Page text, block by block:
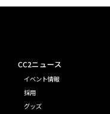
CC2ニュース
イベント情報
採用
グッズ